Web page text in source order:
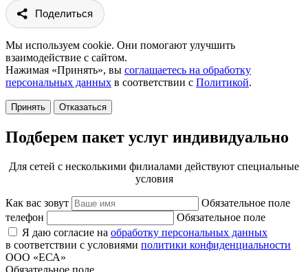
Поделиться
Мы используем cookie. Они помогают улучшить
взаимодействие с сайтом.
Нажимая «Принять», вы соглашаетесь на обработку
персональных данных в соответствии с Политикой.
Принять Отказаться
Подберем пакет услуг индивидуально
Для сетей с несколькими филиалами действуют специальные
условия
Как вас зовут
Обязательное поле
телефон
Обязательное поле
Я даю согласие на обработку персональных данных
в соответствии с условиями политики конфиденциальности
ООО «ЕСА»
Обязательное поле